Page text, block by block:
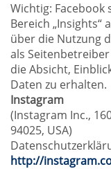
Wichtig:
Bereich „Insights“
über die Nutzung
als
die Absicht,
Daten zu erhalten.
Instagram
(Instagram Inc.,
94025, USA)
http://